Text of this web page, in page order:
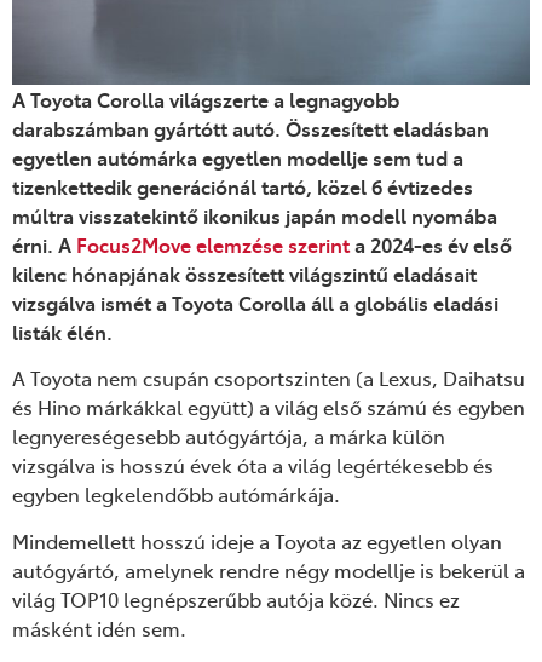
A Toyota Corolla világszerte a legnagyobb
darabszámban gyártótt autó. Összesített eladásban
egyetlen autómárka egyetlen modellje sem tud a
tizenkettedik generációnál tartó, közel 6 évtizedes
múltra visszatekintő ikonikus japán modell nyomába
érni. A Focus2Move elemzése szerinta 2024-es év első
kilenc hónapjának összesített világszintű eladásait
vizsgálva ismét a Toyota Corolla áll a globális eladási
listák élén.
A Toyota nem csupán csoportszinten (a Lexus, Daihatsu
és Hino márkákkal együtt) a világ első számú és egyben
legnyereségesebb autógyártója, a márka külön
vizsgálva is hosszú évek óta a világ legértékesebb és
egyben legkelendőbb autómárkája.
Mindemellett hosszú ideje a Toyota az egyetlen olyan
autógyártó, amelynek rendre négy modellje is bekerül a
világ TOP10 legnépszerűbb autója közé. Nincs ez
másként idén sem.